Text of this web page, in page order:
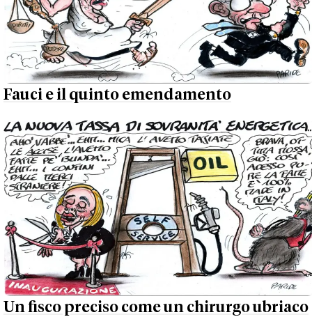
Fauci e il quinto emendamento
Un fisco preciso come un chirurgo ubriaco